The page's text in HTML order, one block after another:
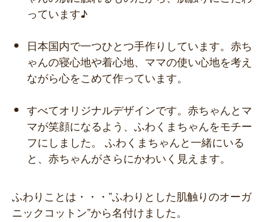
っています♪
日本国内で一つひとつ手作りしています。赤ち
ゃんの寝心地や着心地、ママの使い心地を考え
ながら心をこめて作っています。
すべてオリジナルデザインです。赤ちゃんとマ
マが笑顔になるよう、ふわくまちゃんをモチー
フにしました。 ふわくまちゃんと一緒にいる
と、赤ちゃんがさらにかわいく見えます。
ふわりことは・・・”ふわりとした肌触りのオーガ
ニックコットン”から名付けました。